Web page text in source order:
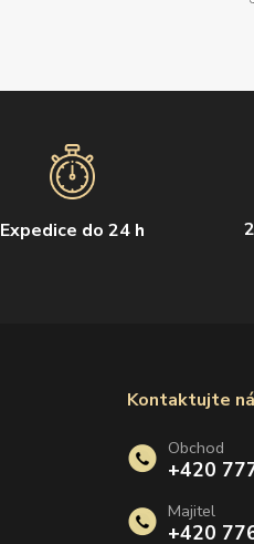
Expedice do 24 h
Kontaktujte
Obchod
+420
Majitel
+420